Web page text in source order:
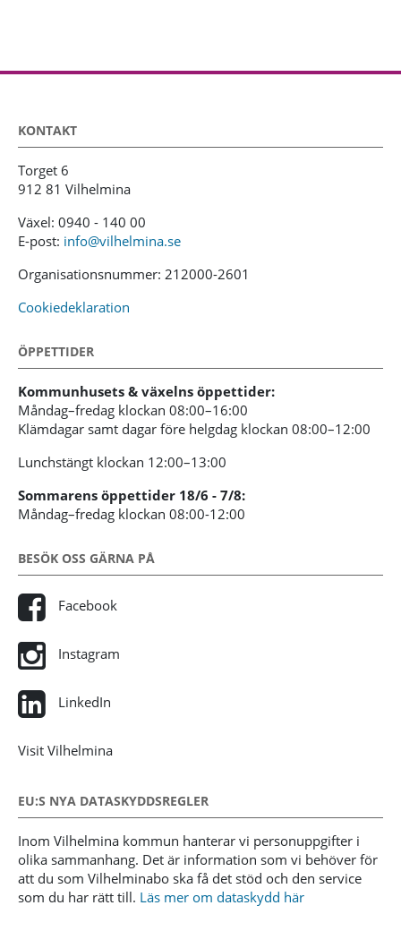
KONTAKT
Torget 6
912 81 Vilhelmina
Växel: 0940 - 140 00
E-post: info@vilhelmina.se
Organisationsnummer: 212000-2601
Cookiedeklaration
ÖPPETTIDER
Kommunhusets & växelns öppettider:
Måndag–fredag klockan 08:00–16:00
Klämdagar samt dagar före helgdag klockan 08:00–12:00
Lunchstängt klockan 12:00–13:00
Sommarens öppettider 18/6 - 7/8:
Måndag–fredag klockan 08:00-12:00
BESÖK OSS GÄRNA PÅ
Facebook
Instagram
LinkedIn
Visit Vilhelmina
EU:S NYA DATASKYDDSREGLER
Inom Vilhelmina kommun hanterar vi personuppgifter i
olika sammanhang. Det är information som vi behöver för
att du som Vilhelminabo ska få det stöd och den service
som du har rätt till. Läs mer om dataskydd här